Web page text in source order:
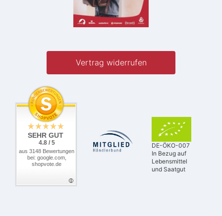
Vertrag widerrufen
SEHR GUT
4.8 / 5
aus 3148 Bewertungen
bei: google.com,
shopvote.de
DE-ÖKO-007
In Bezug auf
Lebensmittel
und Saatgut